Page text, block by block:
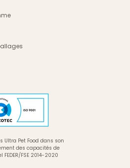
Ultra Pet Food dans son
des capacités de
FSE 2014-2020